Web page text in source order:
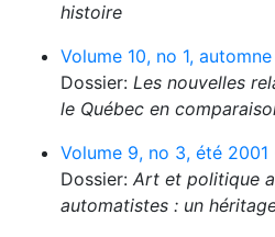
histoire
Volume 10, no 1,
Dossier: Les nouvelles
le Québec en
Volume 9, no 3, été 2001
Dossier: Art et politique
automatistes : un